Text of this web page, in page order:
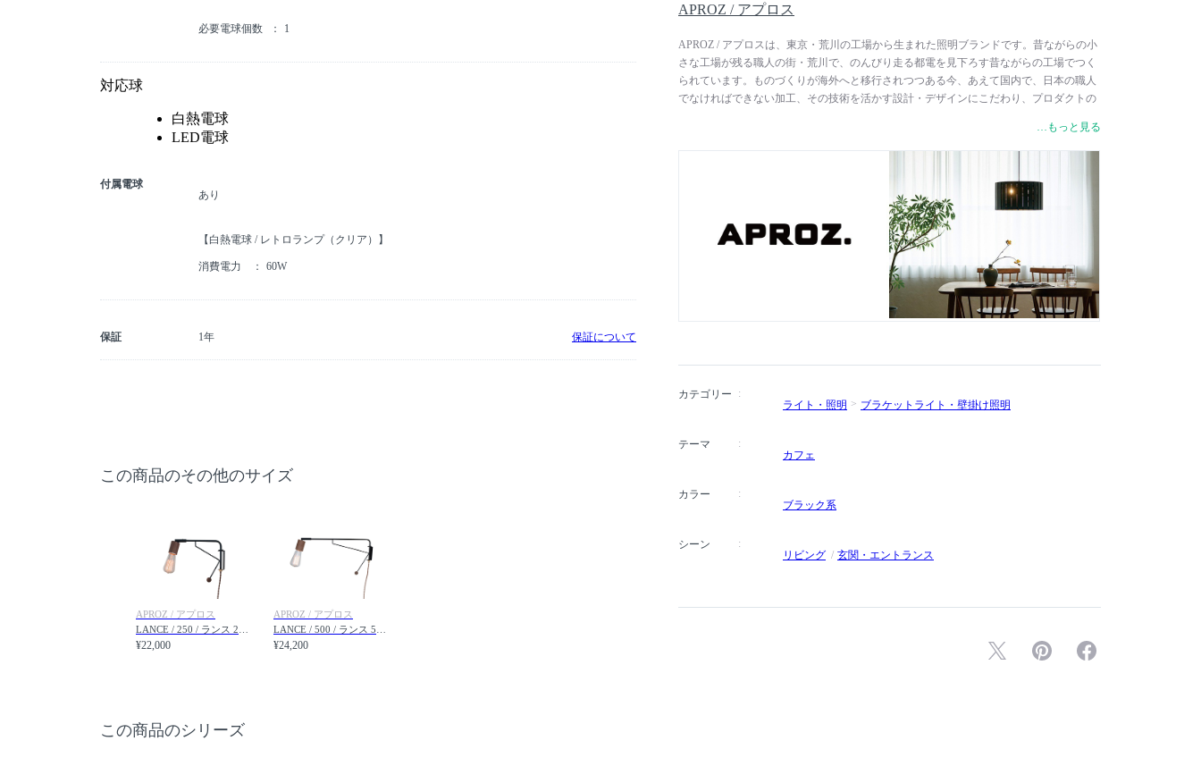
APROZ / アプロス
APROZ / アプロスは、東京・荒川の工場から生まれた照明ブランドです。昔ながらの小
さな工場が残る職人の街・荒川で、のんびり走る都電を見下ろす昔ながらの工場でつく
られています。ものづくりが海外へと移行されつつある今、あえて国内で、日本の職人
でなければできない加工、その技術を活かす設計・デザインにこだわり、プロダクトの
っています。ブランド名には、最初（A）から最後（Z）まで、プロ（PRO）として実直
にものづくりを行うという思いが込められています。
…もっと見る
カテゴリー
ライト・照明
ブラケットライト・壁掛け照明
テーマ
カフェ
カラー
ブラック系
シーン
リビング
玄関・エントランス
必要電球個数 1
対応球
白熱電球
LED電球
付属電球
あり
【白熱電球 / レトロランプ（クリア）】
消費電力 60W
保証 1年 保証について
この商品のその他のサイズ
APROZ / アプロス
¥22,000
APROZ / アプロス
¥24,200
この商品のシリーズ